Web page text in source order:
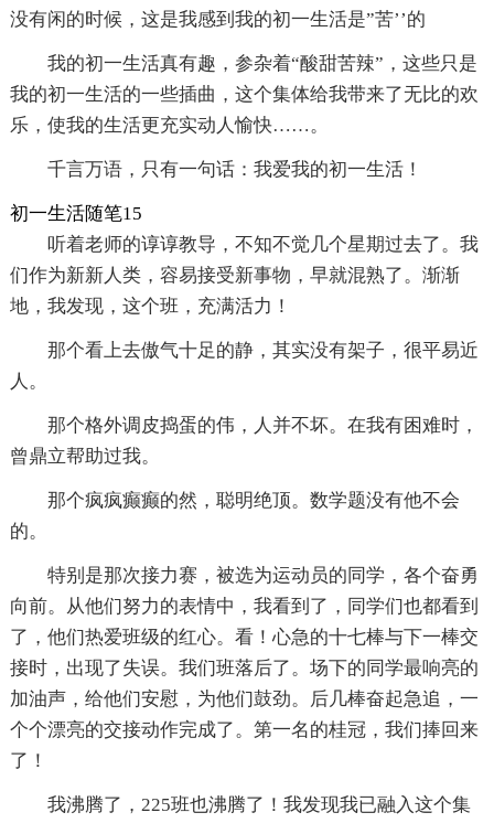
没有闲的时候，这是我感到我的初一生活是”苦’’的
我的初一生活真有趣，参杂着“酸甜苦辣”，这些只是
我的初一生活的一些插曲，这个集体给我带来了无比的欢
乐，使我的生活更充实动人愉快……。
千言万语，只有一句话：我爱我的初一生活！
初一生活随笔15
听着老师的谆谆教导，不知不觉几个星期过去了。我
们作为新新人类，容易接受新事物，早就混熟了。渐渐
地，我发现，这个班，充满活力！
那个看上去傲气十足的静，其实没有架子，很平易近
人。
那个格外调皮捣蛋的伟，人并不坏。在我有困难时，
曾鼎立帮助过我。
那个疯疯癫癫的然，聪明绝顶。数学题没有他不会
的。
特别是那次接力赛，被选为运动员的同学，各个奋勇
向前。从他们努力的表情中，我看到了，同学们也都看到
了，他们热爱班级的红心。看！心急的十七棒与下一棒交
接时，出现了失误。我们班落后了。场下的同学最响亮的
加油声，给他们安慰，为他们鼓劲。后几棒奋起急追，一
个个漂亮的交接动作完成了。第一名的桂冠，我们捧回来
了！
我沸腾了，225班也沸腾了！我发现我已融入这个集